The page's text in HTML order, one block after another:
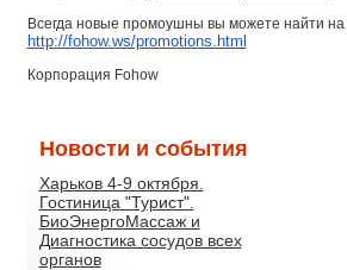
Всегда новые промоушны вы можете найти на
http://fohow.ws/promotions.html
Корпорация Fohow
Новости и события
Харьков 4-9 октября.
Гостиница "Турист".
БиоЭнергоМассаж и
Диагностика сосудов всех
органов